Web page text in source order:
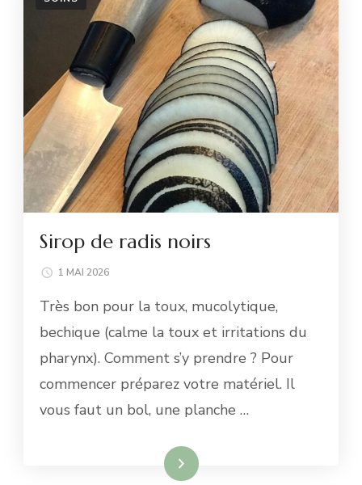
Sirop de radis noirs
1 MAI 2026
Très bon pour la toux, mucolytique,
bechique (calme la toux et irritations du
pharynx). Comment s’y prendre ? Pour
commencer préparez votre matériel. Il
vous faut un bol, une planche …
Lire la suite